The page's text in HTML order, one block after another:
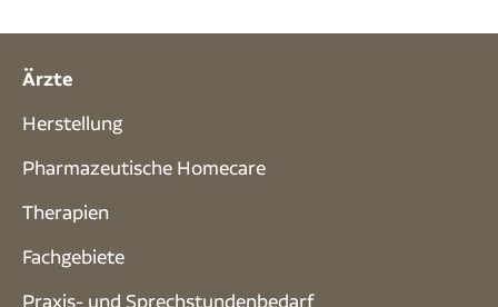
Ärzte
Herstellung
Pharmazeutische Homecare
Therapien
Fachgebiete
Praxis- und Sprech­stunden­bedarf